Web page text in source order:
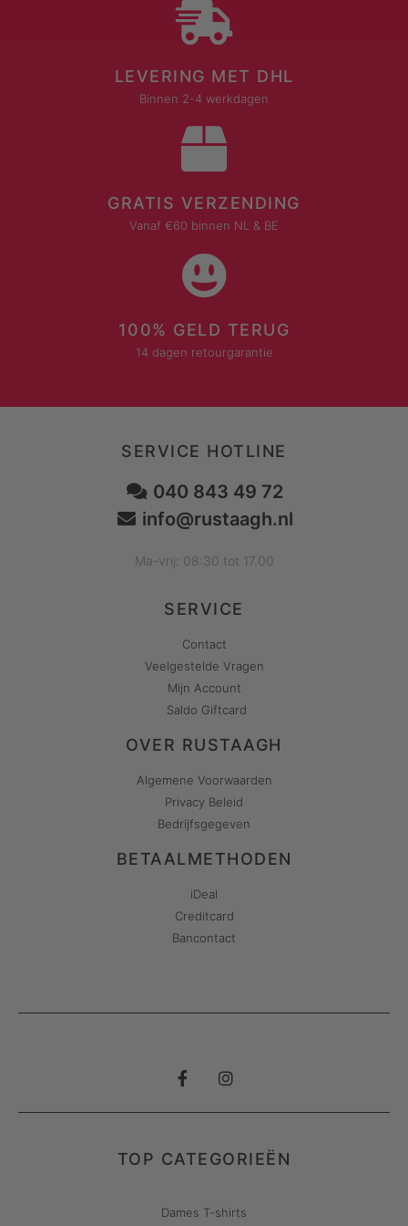
LEVERING MET DHL
Binnen 2-4 werkdagen
GRATIS VERZENDING
Vanaf €60 binnen NL & BE
100% GELD TERUG
14 dagen retourgarantie
SERVICE HOTLINE
040 843 49 72
info@rustaagh.nl
Ma-vrij: 08:30 tot 17.00
SERVICE
Contact
Veelgestelde Vragen
Mijn Account
Saldo Giftcard
OVER RUSTAAGH
Algemene Voorwaarden
Privacy Beleid
Bedrijfsgegeven
BETAALMETHODEN
iDeal
Creditcard
Bancontact
TOP CATEGORIEËN
Dames T-shirts